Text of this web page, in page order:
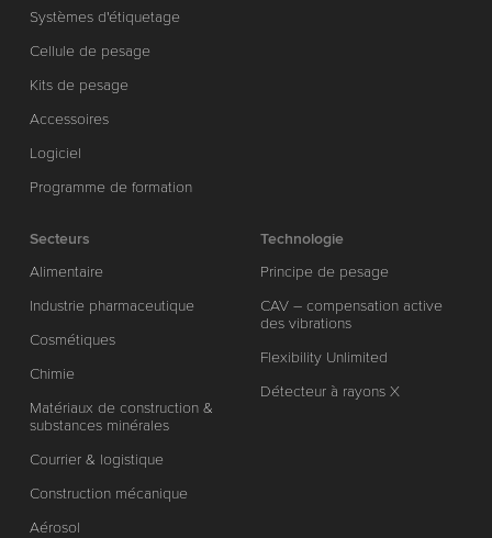
Systèmes d'étiquetage
Cellule de pesage
Kits de pesage
Accessoires
Logiciel
Programme de formation
Secteurs
Alimentaire
Industrie pharmaceutique
Cosmétiques
Chimie
Matériaux de construction &
substances minérales
Courrier & logistique
Construction mécanique
Aérosol
Technologie
Principe de pesage
CAV – compensation active
des vibrations
Flexibility Unlimited
Détecteur à rayons X